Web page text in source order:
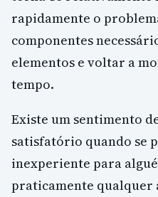
rapidamente o
componentes
elementos e voltar a
tempo.
Existe um sentimento
satisfatório quando se
inexperiente para
praticamente qualquer